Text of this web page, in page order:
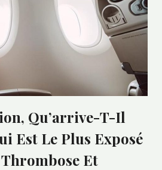
Qu’arrive-T-Il
Est Le Plus Exposé
Et